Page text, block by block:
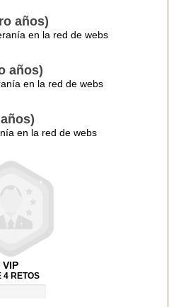
años)
en la red de webs
años)
en la red de webs
en la red de webs
VIP
4 RETOS